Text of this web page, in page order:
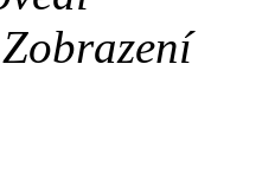
Zobrazení